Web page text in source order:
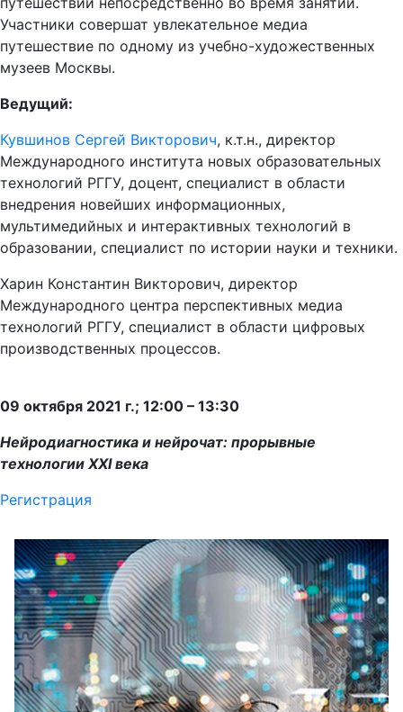
Участники совершат увлекательное медиа
путешествие по одному из учебно-художественных
музеев Москвы.
Ведущий:
Кувшинов Сергей Викторович, к.т.н., директор
Международного института новых образовательных
технологий РГГУ, доцент, специалист в области
внедрения новейших информационных,
мультимедийных и интерактивных технологий в
образовании, специалист по истории науки и техники.
Харин Константин Викторович, директор
Международного центра перспективных медиа
технологий РГГУ, специалист в области цифровых
производственных процессов.
09 октября 2021 г.; 12:00 – 13:30
Нейродиагностика и нейрочат: прорывные
технологии XXI века
Регистрация